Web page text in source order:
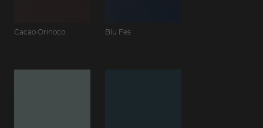
Cacao Orinoco Blu Fes